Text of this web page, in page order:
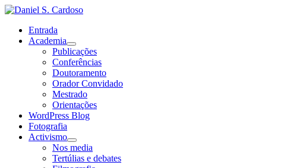
Entrada
Academia
Publicações
Conferências
Doutoramento
Orador Convidado
Mestrado
Orientações
WordPress Blog
Fotografia
Activismo
Nos media
Tertúlias e debates